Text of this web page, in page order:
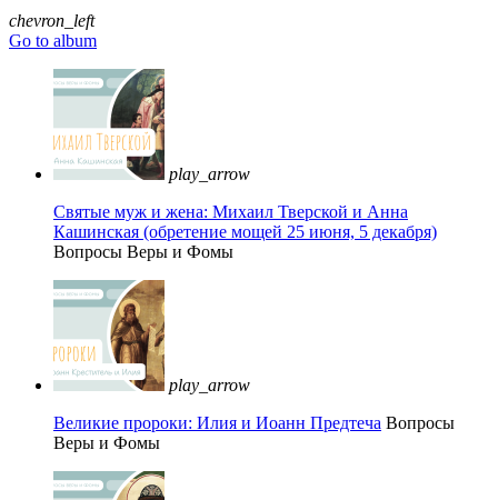
chevron_left
Go to album
play_arrow
Святые муж и жена: Михаил Тверской и Анна
Кашинская (обретение мощей 25 июня, 5 декабря)
Вопросы Веры и Фомы
play_arrow
Великие пророки: Илия и Иоанн Предтеча Вопросы
Веры и Фомы